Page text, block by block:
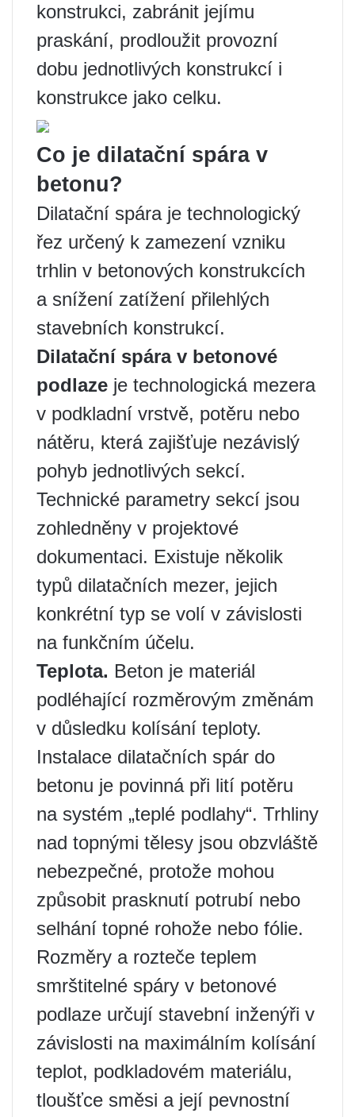
konstrukci, zabránit jejímu
praskání, prodloužit provozní
dobu jednotlivých konstrukcí i
konstrukce jako celku.
Co je dilatační spára v
betonu?
Dilatační spára je technologický
řez určený k zamezení vzniku
trhlin v betonových konstrukcích
a snížení zatížení přilehlých
stavebních konstrukcí.
Dilatační spára v betonové
podlaze je technologická mezera
v podkladní vrstvě, potěru nebo
nátěru, která zajišťuje nezávislý
pohyb jednotlivých sekcí.
Technické parametry sekcí jsou
zohledněny v projektové
dokumentaci. Existuje několik
typů dilatačních mezer, jejich
konkrétní typ se volí v závislosti
na funkčním účelu.
Teplota. Beton je materiál
podléhající rozměrovým změnám
v důsledku kolísání teploty.
Instalace dilatačních spár do
betonu je povinná při lití potěru
na systém „teplé podlahy“. Trhliny
nad topnými tělesy jsou obzvláště
nebezpečné, protože mohou
způsobit prasknutí potrubí nebo
selhání topné rohože nebo fólie.
Rozměry a rozteče teplem
smrštitelné spáry v betonové
podlaze určují stavební inženýři v
závislosti na maximálním kolísání
teplot, podkladovém materiálu,
tloušťce směsi a její pevnostní